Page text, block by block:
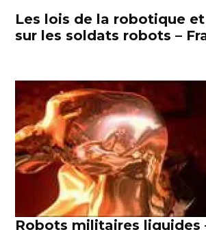
Les lois de la robotique
sur les soldats robots –
Robots militaires liquides